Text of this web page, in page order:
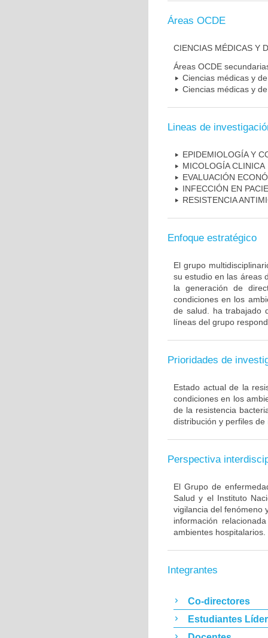
Áreas OCDE
CIENCIAS MÉDICAS Y
Áreas OCDE
Ciencias médicas y
Ciencias médicas y
Lineas de
EPIDEMIOLOGÍA Y
MICOLOGÍA CLINICA
EVALUACIÓN
INFECCIÓN EN
RESISTENCIA
Enfoque estratégico
El grupo
su estudio en las áreas
la generación de
condiciones en los
de salud. ha trabajado
líneas del grupo
Prioridades de
Estado actual de la
condiciones en los
de la resistencia
distribución y perfiles de
Perspectiva
El Grupo de
Salud y el Instituto
vigilancia del fenómeno
información
ambientes hospitalarios.
Integrantes
Co-directores
Estudiantes